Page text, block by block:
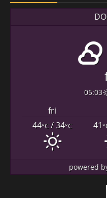
05:03
fri
44°C/ 34°C 41
powered